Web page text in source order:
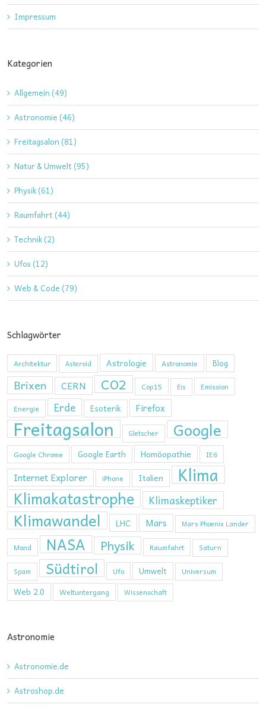
Impressum
Kategorien
Allgemein (49)
Astronomie (46)
Freitagsalon (81)
Natur & Umwelt (95)
Physik (61)
Raumfahrt (44)
Technik (2)
Ufos (12)
Web & Code (79)
Schlagwörter
Architektur Asteroid Astrologie Astronomie Blog
Brixen CERN CO2 Cop15 Eis
Emission
Energie
Erde Esoterik Firefox
Freitagsalon Gletscher Google
Google Chrome Google Earth Homöopathie IE6
Internet Explorer iPhone Italien Klima
Klimakatastrophe Klimaskeptiker
Klimawandel LHC Mars Mars Phoenix Lander
Mond NASA Physik Raumfahrt Saturn
Spam Südtirol Ufo Umwelt Universum
Web 2.0 Weltuntergang Wissenschaft
Astronomie
Astronomie.de
Astroshop.de